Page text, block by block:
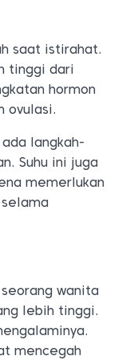
saat istirahat.
tinggi dari
hormon
ovulasi.
langkah-
Suhu ini juga
memerlukan
wanita
lebih tinggi.
mencegah